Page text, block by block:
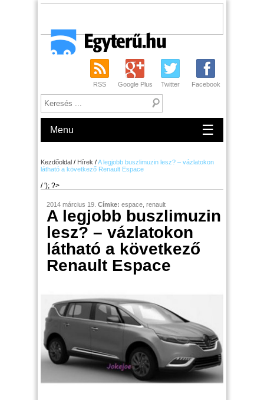
RSS Google Plus Twitter Facebook
Menu ☰
Kezdőoldal / Hírek /A legjobb buszlimuzin lesz? – vázlatokon
látható a következő Renault Espace
/ '); ?>
2014 március 19. Címke: espace renault
A legjobb buszlimuzin
lesz? – vázlatokon
látható a következő
Renault Espace